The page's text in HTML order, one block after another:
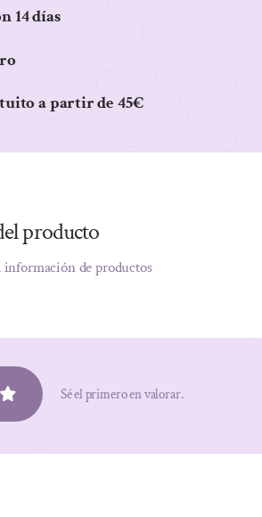
14 días
a partir de 45€
producto
información de productos
Sé el primero en valorar.